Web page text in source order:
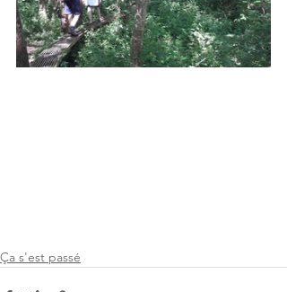
Ça s'est passé